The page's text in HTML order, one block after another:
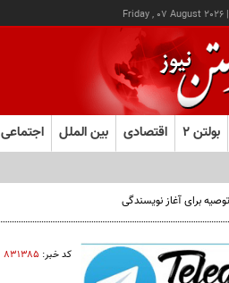
|
Friday , 07 August 2026
بولتن ۲ اقتصادی بین الملل اجتماعی
کد خبر: ۸۳۱۳۸۵